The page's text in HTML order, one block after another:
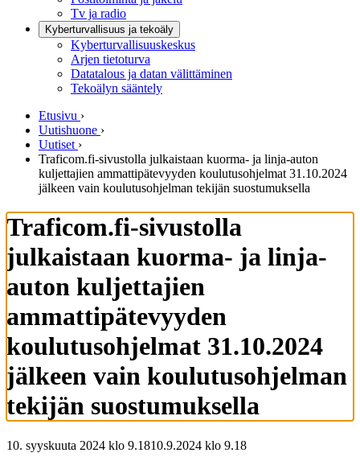
Tv ja radio
Kyberturvallisuus ja tekoäly
Kyberturvallisuuskeskus
Arjen tietoturva
Datatalous ja datan välittäminen
Tekoälyn sääntely
Etusivu ›
Uutishuone ›
Uutiset ›
Traficom.fi-sivustolla julkaistaan kuorma- ja linja-auton
kuljettajien ammattipätevyyden koulutusohjelmat 31.10.2024
jälkeen vain koulutusohjelman tekijän suostumuksella
Traficom.fi-sivustolla
julkaistaan kuorma- ja linja-
auton kuljettajien
ammattipätevyyden
koulutusohjelmat 31.10.2024
jälkeen vain koulutusohjelman
tekijän suostumuksella
10. syyskuuta 2024 klo 9.1810.9.2024 klo 9.18